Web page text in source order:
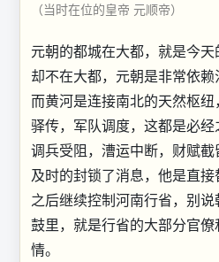
（当时在位的皇帝 元顺帝）
元朝的都城在大都，就是今
却不在大都，元朝是非常依赖
而黄河是连接南北的天然枢
驿传，军队调度，这都是必
调兵受阻，漕运中断，财赋
及时的封锁了消息，他是直
之后继续控制河南行省，别
鼓里，就是行省的大部分官
情。